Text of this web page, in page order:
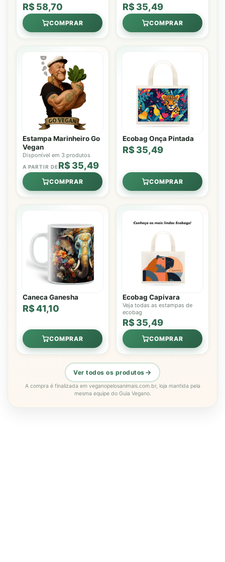
R$ 58,70
COMPRAR
R$ 35,49
COMPRAR
Estampa Marinheiro Go
Vegan
Disponível em 3 produtos
A PARTIR DER$ 35,49
COMPRAR
Ecobag Onça Pintada
R$ 35,49
COMPRAR
Caneca Ganesha
R$ 41,10
COMPRAR
Ecobag Capivara
Veja todas as estampas de
ecobag
R$ 35,49
COMPRAR
Ver todos os produtos
A compra é finalizada em veganopelosanimais.com.br, loja mantida pela
mesma equipe do Guia Vegano.